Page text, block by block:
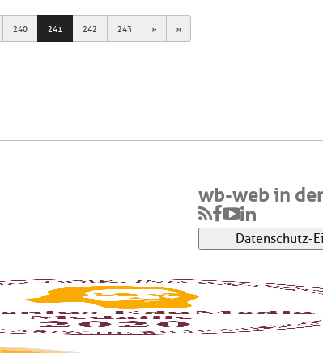
240 241 242 243 Next Last
wb-web in
Datenschutz-